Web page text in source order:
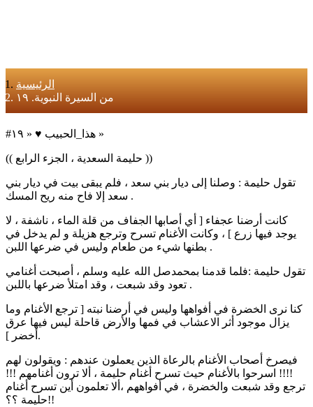
الرئيسية
من السيرة النبوية. ١٩
#هذا_الحبيب ♥️ « ١٩ »
(( حليمة السعدية ، الجزء الرابع ))
تقول حليمة : وصلنا إلى ديار بني سعد ، فلم يبقى بيت في ديار بني
سعد إلا فاح منه ريح المسك .
كانت أرضنا عجفاء [ أي أصابها الجفاف من قلة الماء ، ناشفة ، لا
يوجد فيها زرع ] ، وكانت الأغنام تسرح وترجع هزيلة و لم يدخل في
بطنها شيء من طعام وليس في ضرعها اللبن .
تقول حليمة :فلما قدمنا بمحمدصل الله عليه وسلم ، أصبحت أغنامي
تعود وقد شبعت ، وقد امتلأ ضرعها باللبن .
كنا نرى الخضرة في أفواهها وليس في أرضنا نبته [ ترجع الأغنام وما
يزال موجود أثر الاعشاب في فمها والأرض قاحلة ليس فيها عرق
أخضر ].
فيصرخ أصحاب الأغنام بالرعاة الذين يعملون عندهم : ويقولون لهم
!!!! اسرحوا بالأغنام حيث تسرح أغنام حليمة ، ألا ترون أغنامهم !!!
ترجع وقد شبعت والخضرة ، في أفواههم ،ألا تعلمون أين تسرح أغنام
حليمة ؟؟!!